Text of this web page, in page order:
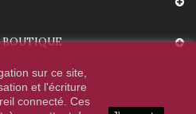
BOUTIQUE
sur ce site,
et l'écriture
connecté. Ces